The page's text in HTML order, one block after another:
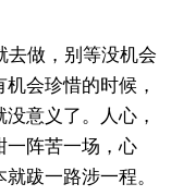
去做，别等没机会
会珍惜的时候，
意义了。人心，
一阵苦一场，心
跋一路涉一程。